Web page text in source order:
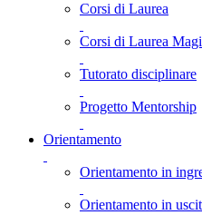
Corsi di Laurea
Corsi di Laurea
Tutorato disciplinare
Progetto Mentorship
Orientamento
Orientamento in
Orientamento in